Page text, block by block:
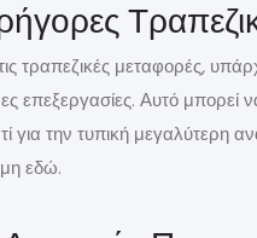
τραπεζικές μεταφορές,
επεξεργασίες. Αυτό μπορεί
για την τυπική
εδώ.